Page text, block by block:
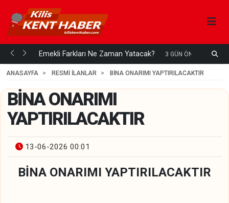
mi... Emekli Farkları Ne Zaman Yatacak? 3 GÜN ÖNCE
ANASAYFA
RESMİ İLANLAR BİNA ONARIMI YAPTIRILACAKTIR
BİNA ONARIMI
YAPTIRILACAKTIR
13-06-2026 00:01
BİNA ONARIMI YAPTIRILACAKTIR